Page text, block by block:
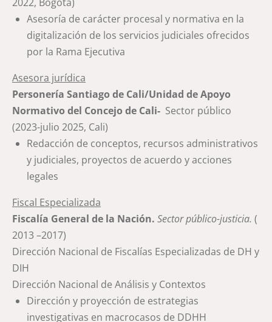
Asesoría de carácter procesal y normativa en la
digitalización de los servicios judiciales ofrecidos
por la Rama Ejecutiva
Asesora jurídica
Personería Santiago de Cali/Unidad de Apoyo
Normativo del Concejo de Cali- Sector público
(2023-julio 2025, Cali)
Redacción de conceptos, recursos administrativos
y judiciales, proyectos de acuerdo y acciones
legales
Fiscal Especializada
Fiscalía General de la Nación. Sector público-justicia. (
2013 –2017)
Dirección Nacional de Fiscalías Especializadas de DH y
DIH
Dirección Nacional de Análisis y Contextos
Dirección y proyección de estrategias
investigativas en macrocasos de DDHH